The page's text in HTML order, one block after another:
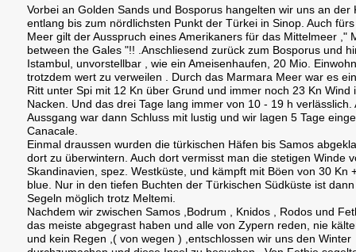
Vorbei an Golden Sands und Bosporus hangelten wir uns an der
entlang bis zum nördlichsten Punkt der Türkei in Sinop. Auch
Meer gilt der Ausspruch eines Amerikaners für das Mittelmeer ,"
between the Gales "!! .Anschliesend zurück zum Bosporus und
Istambul, unvorstellbar , wie ein Ameisenhaufen, 20 Mio.
trotzdem wert zu verweilen . Durch das Marmara Meer war es
Ritt unter Spi mit 12 Kn über Grund und immer noch 23 Kn Wind
Nacken. Und das drei Tage lang immer von 10 - 19 h verlässlich.
Aussgang war dann Schluss mit lustig und wir lagen 5 Tage
Canacale.
Einmal draussen wurden die türkischen Häfen bis Samos
dort zu überwintern. Auch dort vermisst man die stetigen Winde
Skandinavien, spez. Westküste, und kämpft mit Böen von 30 Kn
blue. Nur in den tiefen Buchten der Türkischen Südküste ist
Segeln möglich trotz Meltemi.
Nachdem wir zwischen Samos ,Bodrum , Knidos , Rodos und
das meiste abgegrast haben und alle von Zypern reden, nie
und kein Regen ,( von wegen ) ,entschlossen wir uns den Winter